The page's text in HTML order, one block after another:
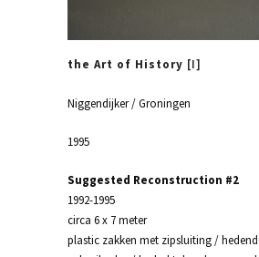
the Art of History [I]
Niggendijker / Groningen
1995
Suggested Reconstruction #2
1992-1995
circa 6 x 7 meter
plastic zakken met zipsluiting /